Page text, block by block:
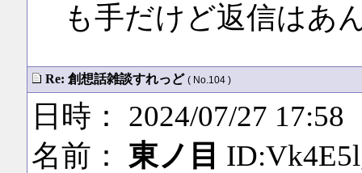
も手だけど返信はあ
Re: 創想話雑談すれっど ( No.104 )
日時： 2024/07/27 17:58
名前： 東ノ目